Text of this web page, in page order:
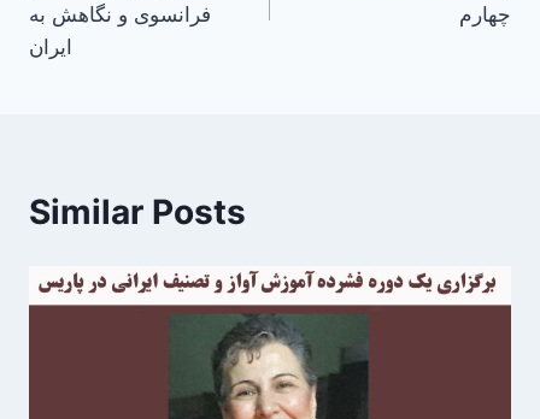
فرانسوی و نگاهش به
ایران
چهارم
Similar Posts